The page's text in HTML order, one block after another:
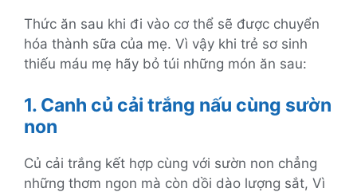
Thức ăn sau khi đi vào cơ thể sẽ được chuyển
hóa thành sữa của mẹ. Vì vậy khi trẻ sơ sinh
thiếu máu mẹ hãy bỏ túi những món ăn sau:
1. Canh củ cải trắng nấu cùng sườn
non
Củ cải trắng kết hợp cùng với sườn non chẳng
những thơm ngon mà còn dồi dào lượng sắt, Vì